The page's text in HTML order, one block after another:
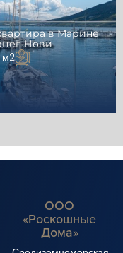
в Марине
Нови
м2
ООО
«Роскошные
Дома»